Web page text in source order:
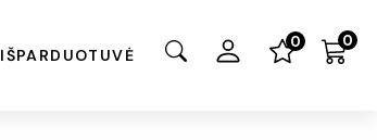
0 0
IŠPARDUOTUVĖ